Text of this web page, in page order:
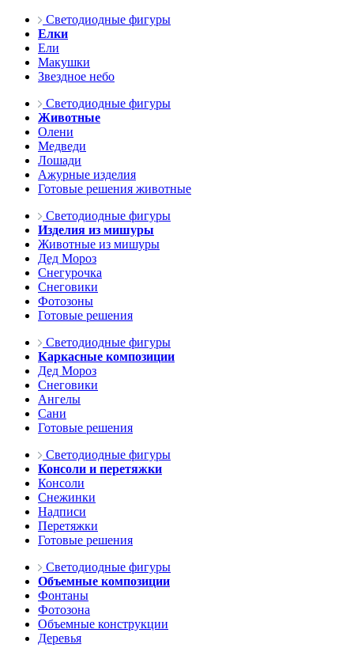
Светодиодные фигуры
Елки
Ели
Макушки
Звездное небо
Светодиодные фигуры
Животные
Олени
Медведи
Лошади
Ажурные изделия
Готовые решения животные
Светодиодные фигуры
Изделия из мишуры
Животные из мишуры
Дед Мороз
Снегурочка
Снеговики
Фотозоны
Готовые решения
Светодиодные фигуры
Каркасные композиции
Дед Мороз
Снеговики
Ангелы
Сани
Готовые решения
Светодиодные фигуры
Консоли и перетяжки
Консоли
Снежинки
Надписи
Перетяжки
Готовые решения
Светодиодные фигуры
Объемные композиции
Фонтаны
Фотозона
Объемные конструкции
Деревья